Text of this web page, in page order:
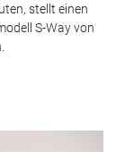
stellt einen
S-Way von